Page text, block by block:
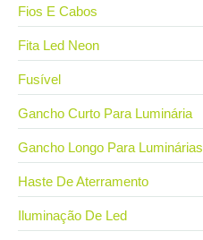
Fios E Cabos
Fita Led Neon
Fusível
Gancho Curto Para Luminária
Gancho Longo Para Luminárias
Haste De Aterramento
Iluminação De Led